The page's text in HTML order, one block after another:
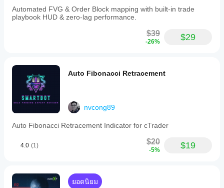
Automated FVG & Order Block mapping with built-in trade
playbook HUD & zero-lag performance.
$39
-26% $29
Auto Fibonacci Retracement
nvcong89
Auto Fibonacci Retracement Indicator for cTrader
4.0 (1) $20
-5% $19
ยอดนิยม